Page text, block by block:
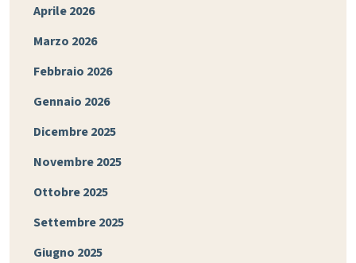
Aprile 2026
Marzo 2026
Febbraio 2026
Gennaio 2026
Dicembre 2025
Novembre 2025
Ottobre 2025
Settembre 2025
Giugno 2025